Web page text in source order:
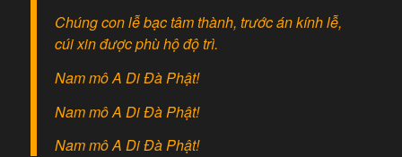
Chúng con lễ bạc tâm thành, trước án kính lễ,
cúi xin được phù hộ độ trì.
Nam mô A Di Đà Phật!
Nam mô A Di Đà Phật!
Nam mô A Di Đà Phật!